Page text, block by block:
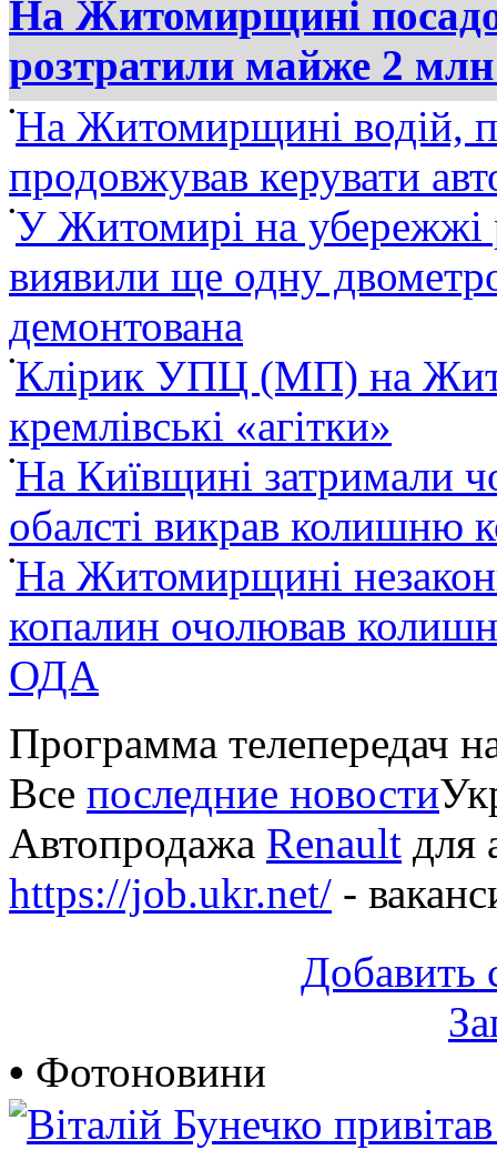
На Житомирщині
розтратили майже 2
•На Житомирщині водій,
продовжував керувати
•У Житомирі на убережжі
виявили ще одну
демонтована
•Клірик УПЦ (МП) на
кремлівські «агітки»
•На Київщині затримали
обалсті викрав колишню
•На Житомирщині
копалин очолював
ОДА
Программа телепередач
Все последние новости
Автопродажа Renault для
https://job.ukr.net/ -
Добавить
• Фотоновини